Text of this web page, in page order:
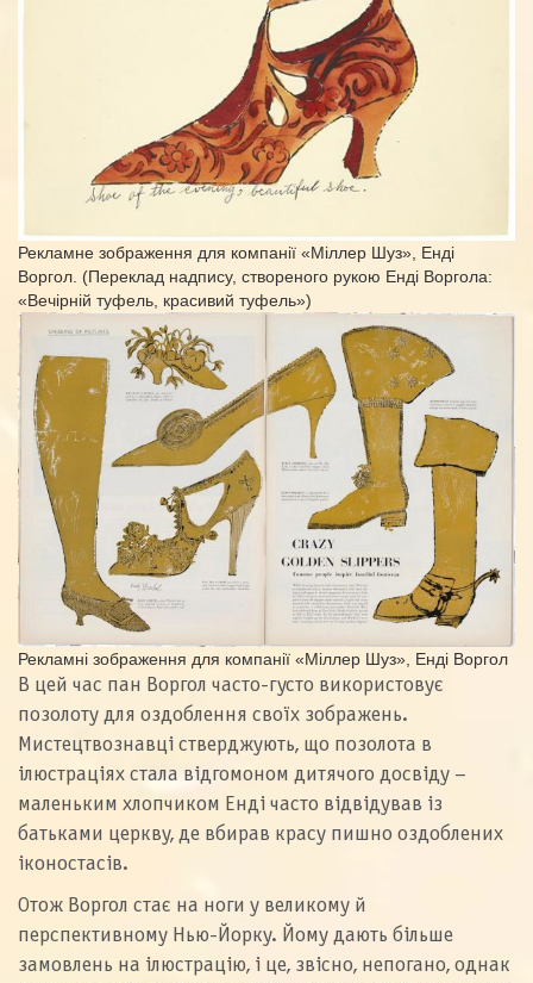
Рекламне зображення для компанії «Міллер Шуз», Енді
Воргол. (Переклад надпису, створеного рукою Енді Воргола:
«Вечірній туфель, красивий туфель»)
Рекламні зображення для компанії «Міллер Шуз», Енді Воргол
В цей час пан Воргол часто-густо використовує
позолоту для оздоблення своїх зображень.
Мистецтвознавці стверджують, що позолота в
ілюстраціях стала відгомоном дитячого досвіду –
маленьким хлопчиком Енді часто відвідував із
батьками церкву, де вбирав красу пишно оздоблених
іконостасів.
Отож Воргол стає на ноги у великому й
перспективному Нью-Йорку. Йому дають більше
замовлень на ілюстрацію, і це, звісно, непогано, однак